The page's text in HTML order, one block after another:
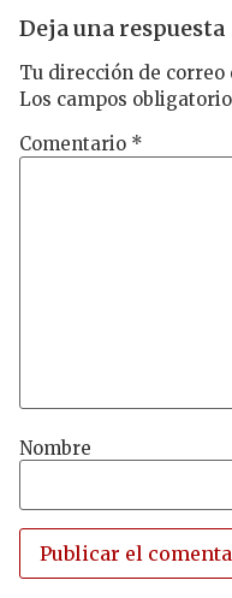
Deja una respuesta
Tu dirección de
Los campos
Comentario *
Nombre